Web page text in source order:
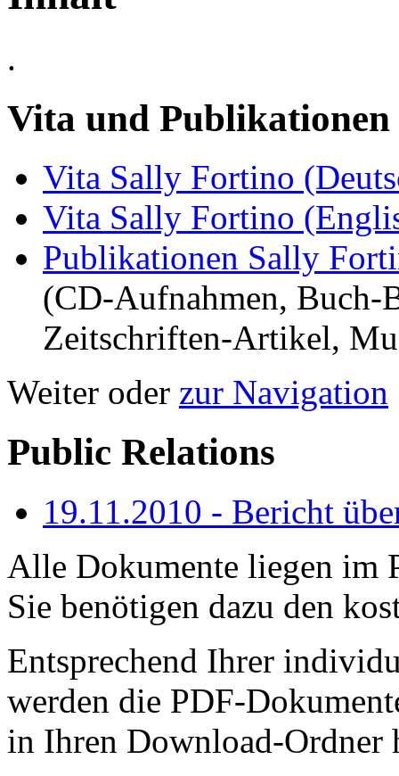
.
Vita und Publikationen
Vita Sally Fortino
Vita Sally Fortino
Publikationen Sally
(CD-Aufnahmen, Buch-
Zeitschriften-Artikel,
Weiter oder zur Navigation
Public Relations
19.11.2010 - Bericht
Alle Dokumente liegen im
Sie benötigen dazu den
Entsprechend Ihrer
werden die PDF-
in Ihren Download-Ordner